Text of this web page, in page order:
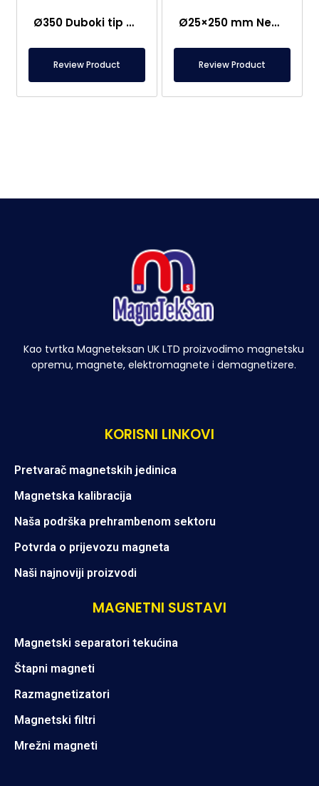
Ø350 Duboki tip ulazne i izlazne neodimijske magnetske rešetke
Review Product
Ø25×250 mm Neodimijski šipkasti magnet – Jednostrana M8 ženska veza
Review Product
Kao tvrtka Magneteksan UK LTD proizvodimo magnetsku
opremu, magnete, elektromagnete i demagnetizere.
KORISNI LINKOVI
Pretvarač magnetskih jedinica
Magnetska kalibracija
Naša podrška prehrambenom sektoru
Potvrda o prijevozu magneta
Naši najnoviji proizvodi
MAGNETNI SUSTAVI
Magnetski separatori tekućina
Štapni magneti
Razmagnetizatori
Magnetski filtri
Mrežni magneti